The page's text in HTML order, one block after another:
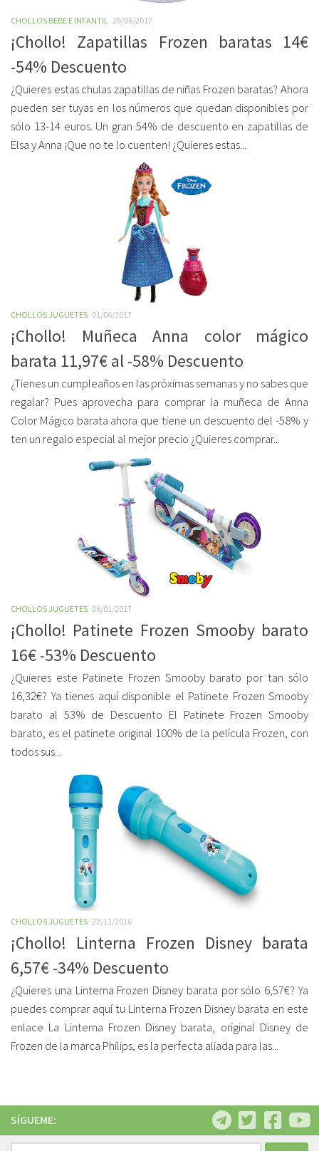
CHOLLOS BEBE E INFANTIL 26/06/2017
¡Chollo! Zapatillas Frozen baratas 14€
-54% Descuento
¿Quieres estas chulas zapatillas de niñas Frozen baratas? Ahora
pueden ser tuyas en los números que quedan disponibles por
sólo 13-14 euros. Un gran 54% de descuento en zapatillas de
Elsa y Anna ¡Que no te lo cuenten! ¿Quieres estas...
CHOLLOS JUGUETES 01/06/2017
¡Chollo! Muñeca Anna color mágico
barata 11,97€ al -58% Descuento
¿Tienes un cumpleaños en las próximas semanas y no sabes que
regalar? Pues aprovecha para comprar la muñeca de Anna
Color Mágico barata ahora que tiene un descuento del -58% y
ten un regalo especial al mejor precio ¿Quieres comprar...
CHOLLOS JUGUETES 06/01/2017
¡Chollo! Patinete Frozen Smooby barato
16€ -53% Descuento
¿Quieres este Patinete Frozen Smooby barato por tan sólo
16,32€? Ya tienes aquí disponible el Patinete Frozen Smooby
barato al 53% de Descuento El Patinete Frozen Smooby
barato, es el patinete original 100% de la película Frozen, con
todos sus...
CHOLLOS JUGUETES 22/11/2016
¡Chollo! Linterna Frozen Disney barata
6,57€ -34% Descuento
¿Quieres una Linterna Frozen Disney barata por sólo 6,57€? Ya
puedes comprar aquí tu Linterna Frozen Disney barata en este
enlace La Linterna Frozen Disney barata, original Disney de
Frozen de la marca Philips, es la perfecta aliada para las...
SÍGUEME: